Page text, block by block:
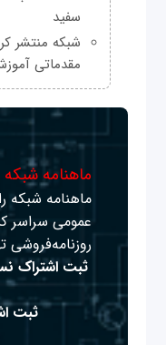
سفید
شبکه منتشر
مقدماتی
ماهنامه شبکه
ماهنامه شبکه
عمومی سراسر
روزنامه‌فروشی
ثبت اشتراک
ثبت